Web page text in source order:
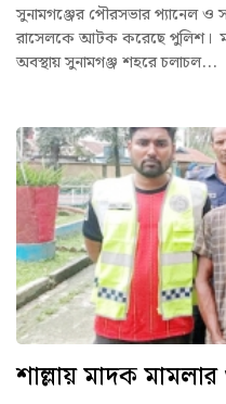
সুনামগঞ্জের পৌরসভার প্যানেল ও
রাসেলকে আটক করেছে পুলিশ।
অবস্থায় সুনামগঞ্জ শহরে চলাচল...
শাল্লায় মাদক